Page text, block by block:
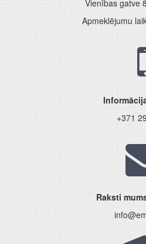
Vienības gatve
Apmeklējumu
+371
Raksti